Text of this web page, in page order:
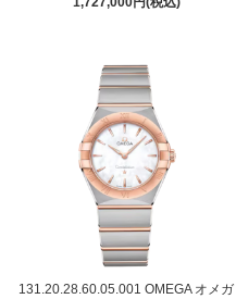
131.20.28.60.05.001 OMEGA オメガ